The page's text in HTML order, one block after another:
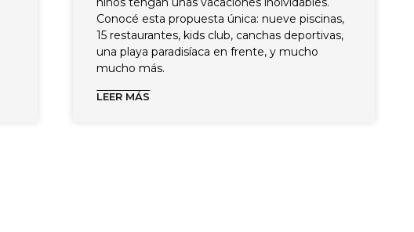
Conocé esta propuesta única: nueve piscinas,
15 restaurantes, kids club, canchas deportivas,
una playa paradisíaca en frente, y mucho
mucho más.
LEER MÁS